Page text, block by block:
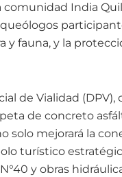
comunidad India
y fauna, y la
de Vialidad
de concreto
solo mejorará la
turístico
y obras